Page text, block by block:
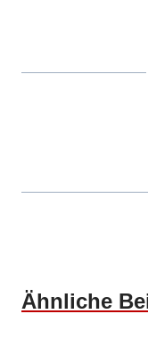
Ähnliche